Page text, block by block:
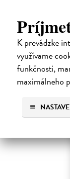
K prevádzke
využívame
funkčnosti,
maximálneho
napsaných
Kareninové.
uzavírá.
Na sklade ?
14,73 €